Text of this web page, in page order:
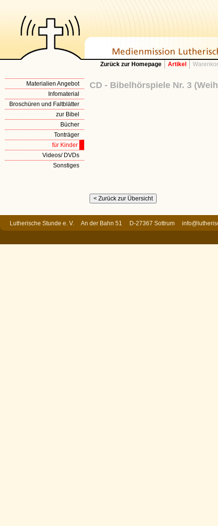
Zurück zur Homepage Artikel
Materialien Angebot
Infomaterial
Broschüren und Faltblätter
zur Bibel
Bücher
Tonträger
für Kinder
Videos/ DVDs
Sonstiges
CD - Bibelhörspiele Nr. 3
Lutherische Stunde e. V. An der Bahn 51 D-27367 Sottrum